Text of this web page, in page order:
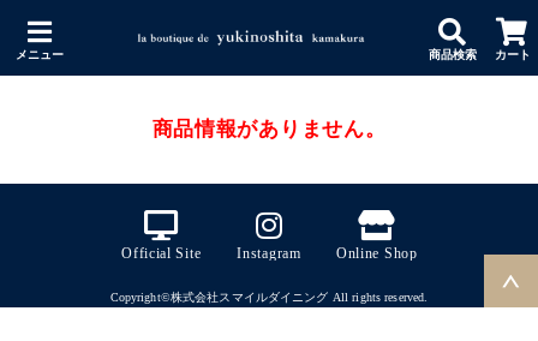
メニュー 商品検索 カート
商品情報がありません。
Official Site Instagram Online Shop
Copyright©株式会社スマイルダイニング All rights reserved.